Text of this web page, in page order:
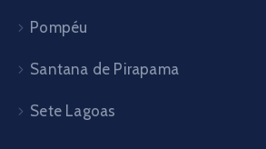
Pompéu
Santana de Pirapama
Sete Lagoas